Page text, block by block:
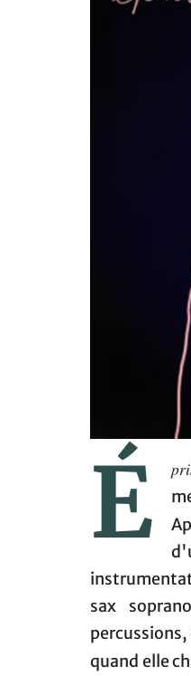
É
sax
percussions,
quand elle